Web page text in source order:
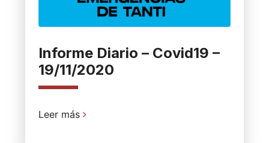
Informe Diario – Covid19 –
19/11/2020
Leer más